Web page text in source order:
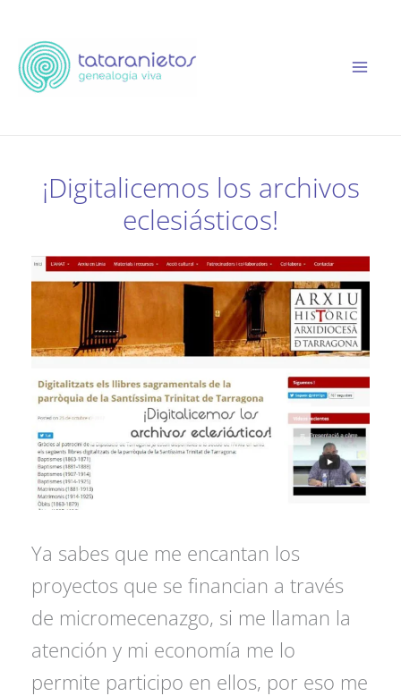
contenido
¡Digitalicemos los archivos
eclesiásticos!
Ya sabes que me encantan los
proyectos que se financian a través
de micromecenazgo, si me llaman la
atención y mi economía me lo
permite participo en ellos, por eso me